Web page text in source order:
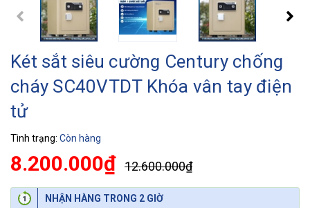
Két sắt siêu cường Century chống
cháy SC40VTDT Khóa vân tay điện
tử
Tình trạng: Còn hàng
8.200.000₫ 12.600.000₫
NHẬN HÀNG TRONG 2 GIỜ